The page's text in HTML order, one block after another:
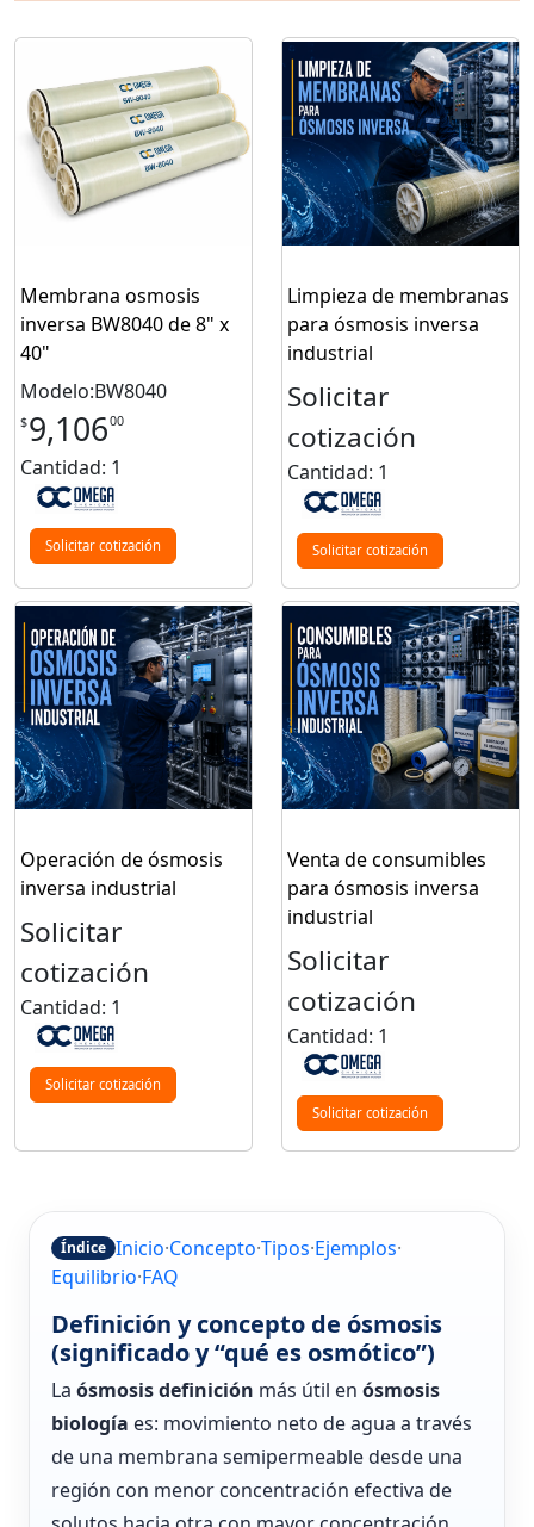
Membrana osmosis
inversa BW8040 de 8" x
40"
Modelo:BW8040
$9,10600
Cantidad: 1
Solicitar cotización
Limpieza de membranas
para ósmosis inversa
industrial
Solicitar
cotización
Cantidad: 1
Solicitar cotización
Operación de ósmosis
inversa industrial
Solicitar
cotización
Cantidad: 1
Solicitar cotización
Venta de consumibles
para ósmosis inversa
industrial
Solicitar
cotización
Cantidad: 1
Solicitar cotización
Índice Inicio·Concepto·Tipos·Ejemplos·
Equilibrio·FAQ
Definición y concepto de ósmosis
(significado y “qué es osmótico”)
La ósmosis definición más útil en ósmosis
biología es: movimiento neto de agua a través
de una membrana semipermeable desde una
región con menor concentración efectiva de